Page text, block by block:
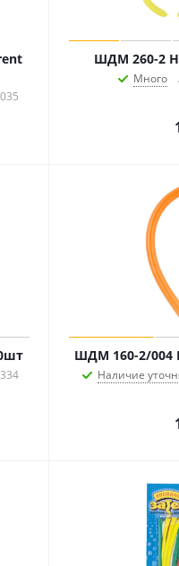
ШДМ 260-2
Много
ШДМ 160-2/004
Наличие